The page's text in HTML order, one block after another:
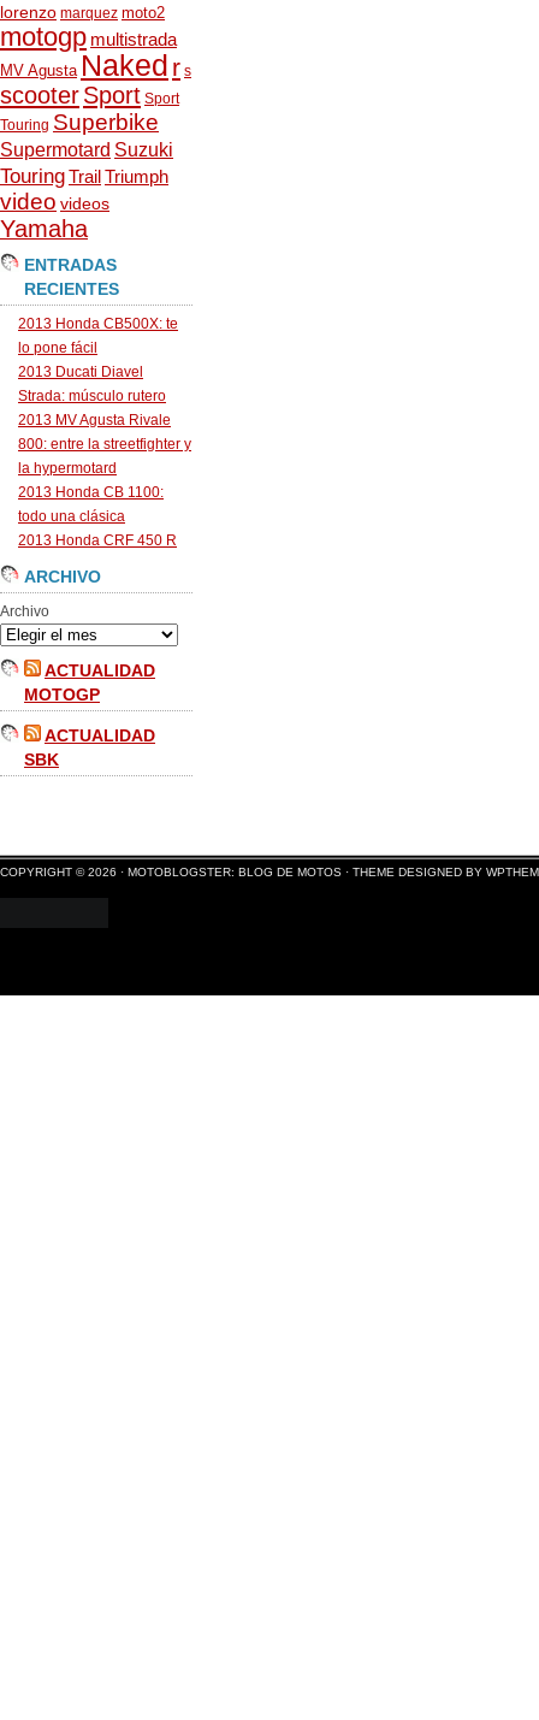
lorenzo marquez moto2
motogp multistrada
MV Agusta Naked r s
scooterSport Sport
Touring Superbike
Supermotard Suzuki
TouringTrailTriumph
video videos
Yamaha
ENTRADAS
RECIENTES
2013 Honda CB500X: te
lo pone fácil
2013 Ducati Diavel
Strada: músculo rutero
2013 MV Agusta Rivale
800: entre la streetfighter y
la hypermotard
2013 Honda CB 1100:
todo una clásica
2013 Honda CRF 450 R
ARCHIVO
Archivo
ACTUALIDAD
MOTOGP
ACTUALIDAD
SBK
COPYRIGHT © 2026 · MOTOBLOGSTER: BLOG DE MOTOS · THEME DESIGNED BY